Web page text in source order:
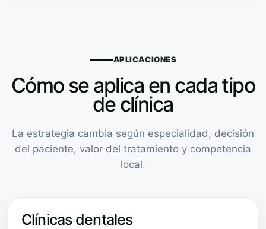
APLICACIONES
Cómo se aplica en cada tipo
de clínica
La estrategia cambia según especialidad, decisión
del paciente, valor del tratamiento y competencia
local.
Clínicas dentales